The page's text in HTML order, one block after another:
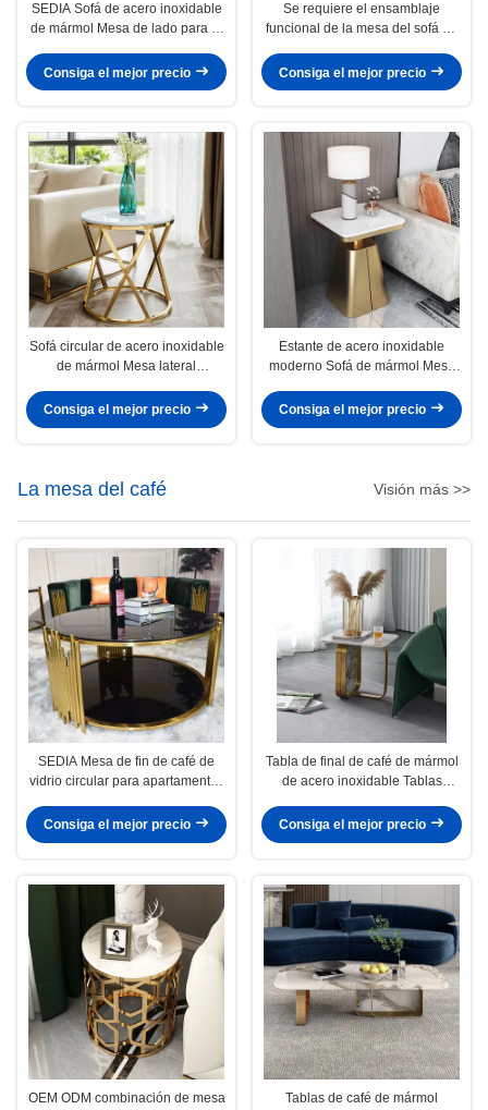
SEDIA Sofá de acero inoxidable
de mármol Mesa de lado para el
Consiga el mejor precio
Se requiere el ensamblaje
funcional de la mesa del sofá de
Consiga el mejor precio
Sofá circular de acero inoxidable
de mármol Mesa lateral
Consiga el mejor precio
Estante de acero inoxidable
moderno Sofá de mármol Mesa
Consiga el mejor precio
La mesa del café Visión más >>
SEDIA Mesa de fin de café de
vidrio circular para apartamento /
Consiga el mejor precio
Tabla de final de café de mármol
de acero inoxidable Tablas
Consiga el mejor precio
OEM ODM combinación de mesa
Tablas de café de mármol